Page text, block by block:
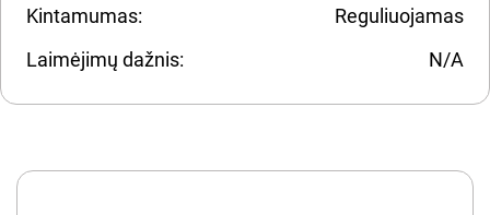
Kintamumas:
Reguliuojamas
Laimėjimų dažnis:
N/A